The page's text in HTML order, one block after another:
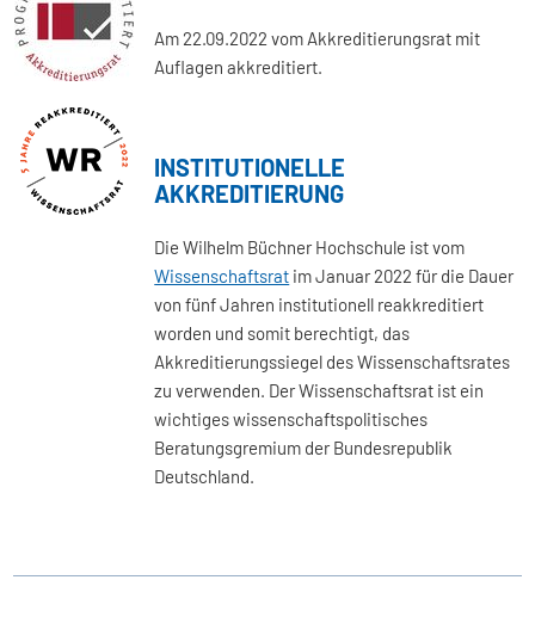
Am 22.09.2022 vom Akkreditierungsrat mit
Auflagen akkreditiert.
INSTITUTIONELLE
AKKREDITIERUNG
Die Wilhelm Büchner Hochschule ist vom
Wissenschaftsrat im Januar 2022 für die Dauer
von fünf Jahren institutionell reakkreditiert
worden und somit berechtigt, das
Akkreditierungssiegel des Wissenschaftsrates
zu verwenden. Der Wissenschaftsrat ist ein
wichtiges wissenschaftspolitisches
Beratungsgremium der Bundesrepublik
Deutschland.